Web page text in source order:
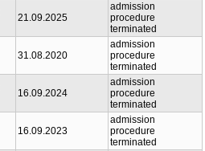
21.09.2025
admission
procedure
terminated
31.08.2020
admission
procedure
terminated
16.09.2024
admission
procedure
terminated
16.09.2023
admission
procedure
terminated